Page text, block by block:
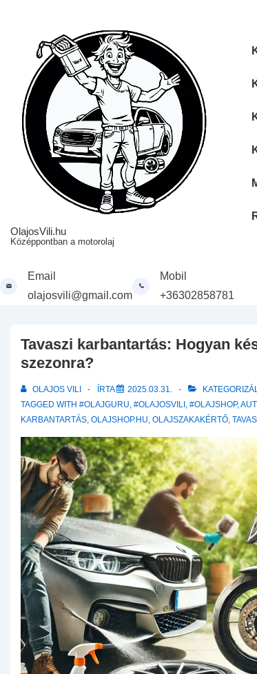
OlajosVili.hu
Középpontban a motorolaj
Email
olajosvili@gmail.com
Mobil
+36302858781
Tavaszi karbantartás: Hogyan
szezonra?
OLAJOS VILI ÍRTA 2025.03.31.
TAGGED WITH #OLAJGURU, #OLAJOSVILI , #OLAJSHOP,
KARBANTARTÁS, OLAJSHOP.HU, OLAJSZAKAKÉRTŐ,